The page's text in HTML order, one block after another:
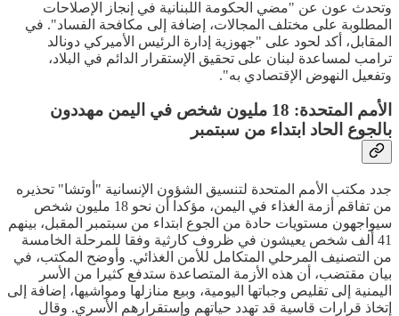
وتحدث عون عن "مضي الحكومة اللبنانية في إنجاز الإصلاحات
المطلوبة على مختلف المجالات، إضافة إلى مكافحة الفساد". في
المقابل، أكد لحود على "جهوزية إدارة الرئيس الأميركي دونالد
ترامب لمساعدة لبنان على تحقيق الإستقرار الدائم في البلاد،
وتفعيل النهوض الإقتصادي به".
الأمم المتحدة: 18 مليون شخص في اليمن مهددون
بالجوع الحاد ابتداء من سبتمبر
جدد مكتب الأمم المتحدة لتنسيق الشؤون الإنسانية "أوتشا" تحذيره
من تفاقم أزمة الغذاء في اليمن، مؤكدا أن نحو 18 مليون شخص
سيواجهون مستويات حادة من الجوع ابتداء من سبتمبر المقبل، بينهم
41 ألف شخص يعيشون في ظروف كارثية وفقا للمرحلة الخامسة
من التصنيف المرحلي المتكامل للأمن الغذائي. وأوضح المكتب، في
بيان مقتضب، أن هذه الأزمة المتصاعدة ستدفع كثيرا من الأسر
اليمنية إلى تقليص وجباتها اليومية، وبيع منازلها ومواشيها، إضافة إلى
إتخاذ قرارات قاسية قد تهدد حياتهم وإستقرارهم الأسري. وقال